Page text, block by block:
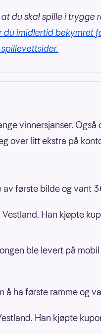
du skal spille i trygge
du imidlertid bekymret
vinnersjanser.
over litt ekstra på
av første bilde og vant
Han kjøpte
ble levert på mobil
å ha første ramme og
Han kjøpte